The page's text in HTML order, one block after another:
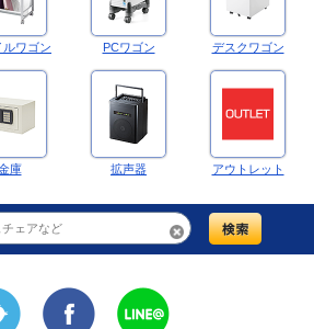
ルワゴン PCワゴン デスクワゴン
庫 拡声器 アウトレット